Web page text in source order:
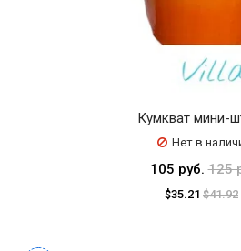
Кумкват мини-
Нет в
105 руб.125
$35.21 $41.92